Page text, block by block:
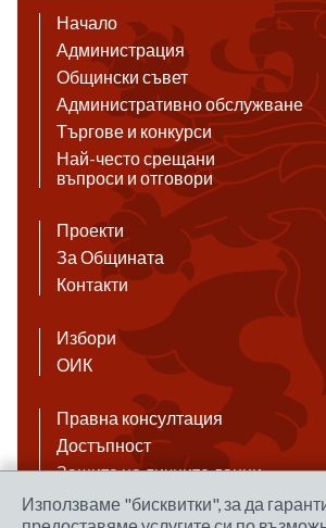
Начало
Администрация
Общински съвет
Административно обслужване
Търгове и конкурси
Най-често срещани
въпроси и отговори
Проекти
За Общината
Контакти
Избори
ОИК
Правна консултация
Достъпност
Защита на личните данни
Антикорупция
Използваме "бисквитки", за да